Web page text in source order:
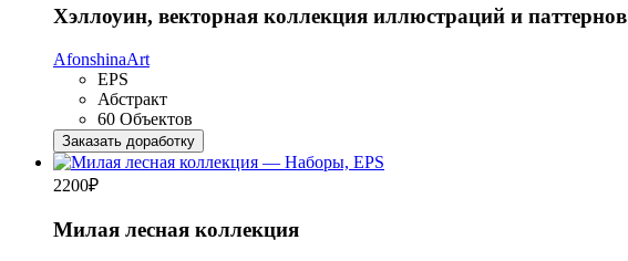
Хэллоуин, векторная коллекция иллюстраций и паттернов
AfonshinaArt
EPS
Абстракт
60 Объектов
Заказать доработку
2200₽
Милая лесная коллекция